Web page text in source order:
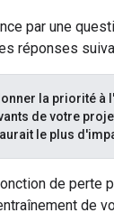
par une
réponses
la priorité à
de votre
le plus
de perte
de